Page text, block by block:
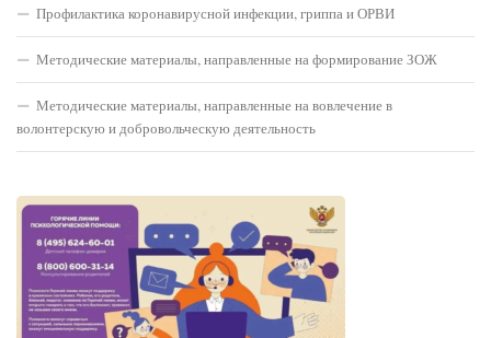
Профилактика коронавирусной инфекции, гриппа и ОРВИ
Методические материалы, направленные на формирование ЗОЖ
Методические материалы, направленные на вовлечение в
волонтерскую и добровольческую деятельность